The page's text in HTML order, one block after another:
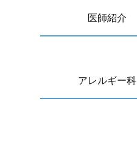
医師紹介
アレルギー科